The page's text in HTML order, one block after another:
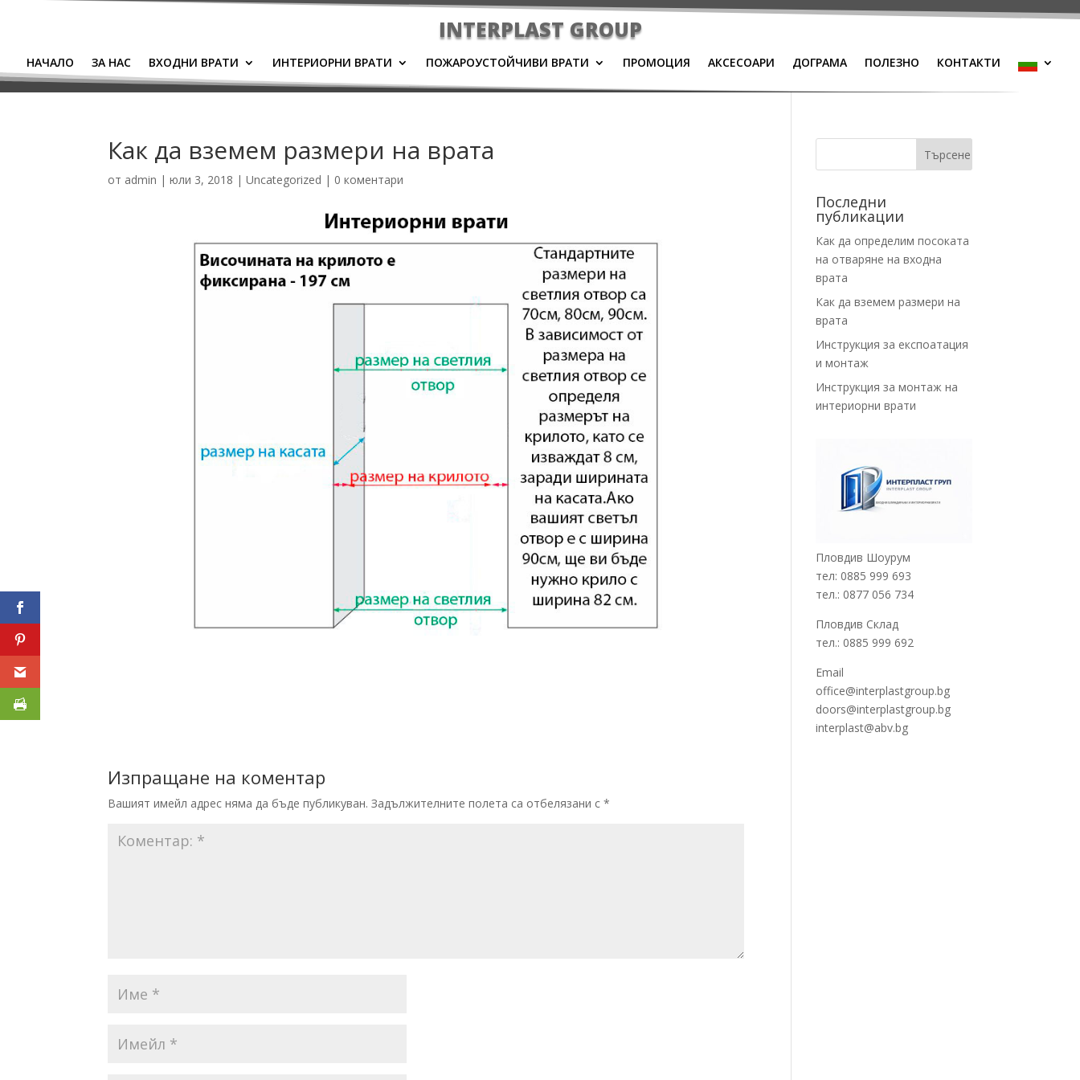
INTERPLAST GROUP
НАЧАЛО ЗА НАС ВХОДНИ ВРАТИ ИНТЕРИОРНИ ВРАТИ ПОЖАРОУСТОЙЧИВИ ВРАТИ ПРОМОЦИЯ АКСЕСОАРИ ДОГРАМА ПОЛЕЗНО КОНТАКТИ
Как да вземем размери на врата
от admin |юли 3, 2018 |Uncategorized | 0 коментари
Изпращане на коментар
Вашият имейл адрес няма да бъде публикуван. Задължителните полета са отбелязани с*
Последни
публикации
Как да определим посоката
на отваряне на входна
врата
Как да вземем размери на
врата
Инструкция за експоатация
и монтаж
Инструкция за монтаж на
интериорни врати
Пловдив Шоурум
тел: 0885 999 693
тел.: 0877 056 734
Пловдив Склад
тел.: 0885 999 692
Email
office@interplastgroup.bg
doors@interplastgroup.bg
interplast@abv.bg